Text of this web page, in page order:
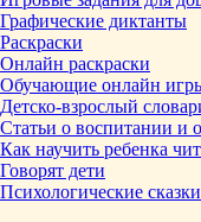
Графические диктанты
Раскраски
Онлайн раскраски
Обучающие онлайн
Детско-взрослый
Статьи о воспитании и
Как научить ребенка
Говорят дети
Психологические